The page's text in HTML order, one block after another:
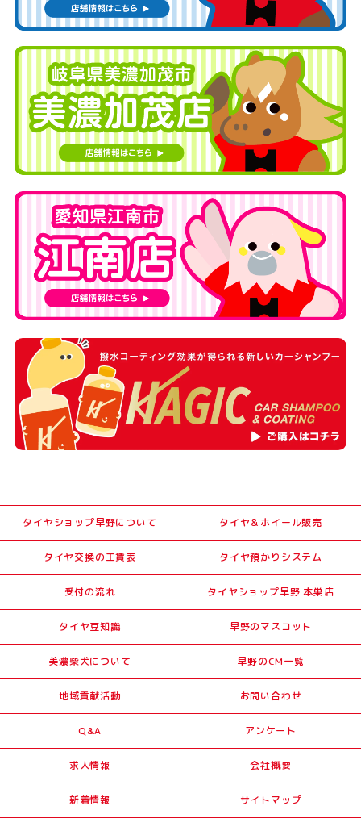
タイヤショップ早野について タイヤ＆ホイール販売
タイヤ交換の工賃表 タイヤ預かりシステム
受付の流れ タイヤショップ早野 本巣店
タイヤ豆知識 早野のマスコット
美濃柴犬について 早野のCM一覧
地域貢献活動 お問い合わせ
Q&A アンケート
求人情報 会社概要
新着情報 サイトマップ